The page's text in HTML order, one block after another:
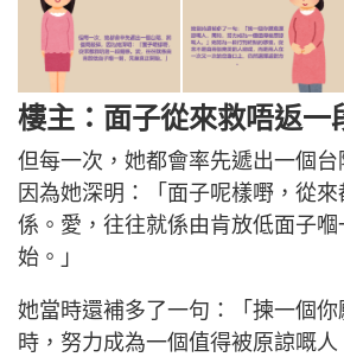
樓主：面子從來救唔返一
但每一次，她都會率先遞出一個台
因為她深明：「面子呢樣嘢，從
係。愛，往往就係由肯放低面子
始。」
她當時還補多了一句：「揀一個你
時，努力成為一個值得被原諒嘅